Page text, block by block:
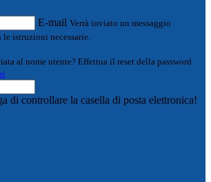
E-mail Verrà inviato un messaggio
istruzioni necessarie.
al nome utente? Effettua il reset della password
di controllare la casella di posta elettronica!